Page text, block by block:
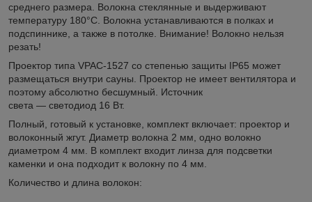
среднего размера. Волокна стеклянные и выдерживают
температуру 180°C. Волокна устанавливаются в полках и
подспиннике, а также в потолке. Внимание! Волокно нельзя
резать!
Проектор типа VPAC-1527 со степенью защиты IP65 может
размещаться внутри сауны. Проектор не имеет вентилятора и
поэтому абсолютно бесшумный. Источник
света — светодиод 16 Вт.
Полный, готовый к установке, комплект включает: проектор и
волоконный жгут. Диаметр волокна 2 мм, одно волокно
диаметром 4 мм. В комплект входит линза для подсветки
каменки и она подходит к волокну по 4 мм.
Количество и длина волокон: